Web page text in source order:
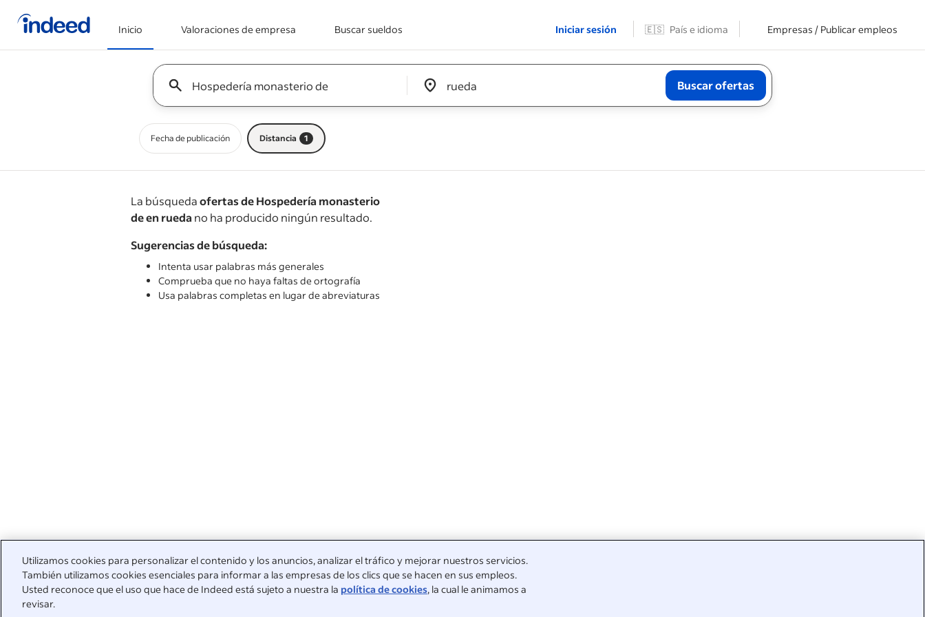
Utilizamos cookies para personalizar el contenido y los anuncios, analizar el tráfico y mejorar nuestros servicios.
También utilizamos cookies esenciales para informar a las empresas de los clics que se hacen en sus empleos.
Usted reconoce que el uso que hace de Indeed está sujeto a nuestra la política de cookies, la cual le animamos a
revisar.
Inicio Valoraciones de empresa Buscar sueldos Iniciar sesión 🇪🇸 País e idioma Empresas / Publicar empleos
Keyword : all jobs
&nbsp;
Buscar ofertas
Fecha de publicación Distancia 1
La búsquedaofertas de Hospedería monasterio
de en rueda no ha producido ningún resultado.
Sugerencias de búsqueda:
Intenta usar palabras más generales
Comprueba que no haya faltas de ortografía
Usa palabras completas en lugar de abreviaturas